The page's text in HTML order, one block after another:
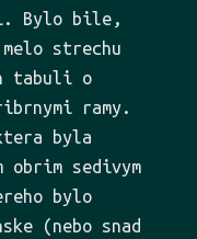
Bylo bile,
strechu
tabuli o
ramy.
byla
obrim sedivym
bylo
(nebo snad